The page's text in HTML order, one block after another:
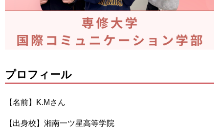
プロフィール
【名前】K.Mさん
【出身校】湘南一ツ星高等学院